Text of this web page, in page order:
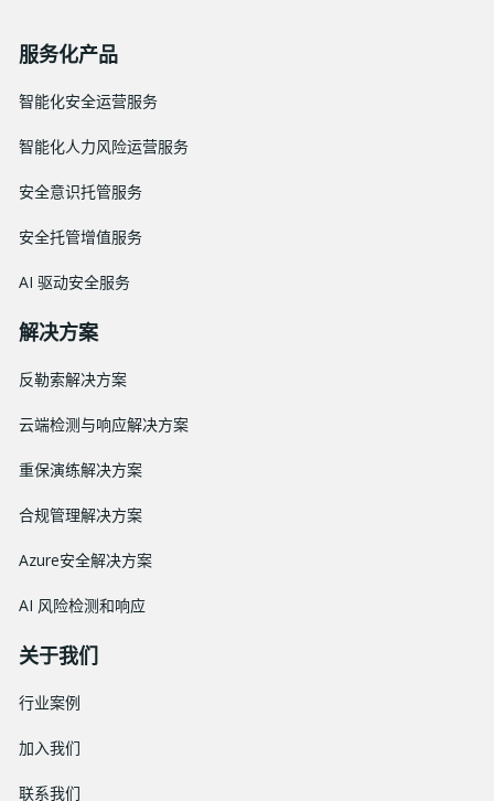
服务化产品
智能化安全运营服务
智能化人力风险运营服务
安全意识托管服务
安全托管增值服务
AI 驱动安全服务
解决方案
反勒索解决方案
云端检测与响应解决方案
重保演练解决方案
合规管理解决方案
Azure安全解决方案
AI 风险检测和响应
关于我们
行业案例
加入我们
联系我们